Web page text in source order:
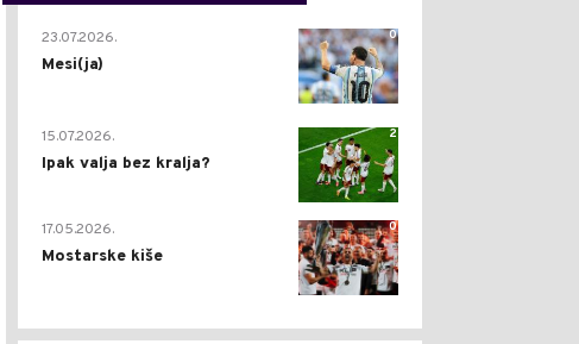
0
23.07.2026.
Mesi(ja)
2
15.07.2026.
Ipak valja bez kralja?
0
17.05.2026.
Mostarske kiše